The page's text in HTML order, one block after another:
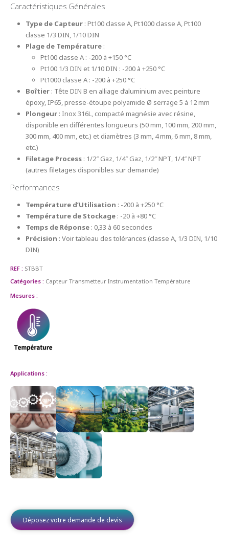
Caractéristiques Générales
Type de Capteur: Pt100 classe A, Pt1000 classe A, Pt100
classe 1/3 DIN, 1/10 DIN
Plage de Température:
Pt100 classe A : -200 à +150 °C
Pt100 1/3 DIN et 1/10 DIN : -200 à +250 °C
Pt1000 classe A : -200 à +250 °C
Boîtier: Tête DIN B en alliage d’aluminium avec peinture
époxy, IP65, presse-étoupe polyamide Ø serrage 5 à 12 mm
Plongeur: Inox 316L, compacté magnésie avec résine,
disponible en différentes longueurs (50 mm, 100 mm, 200 mm,
300 mm, 400 mm, etc.) et diamètres (3 mm, 4 mm, 6 mm, 8 mm,
etc.)
Filetage Process: 1/2″ Gaz, 1/4″ Gaz, 1/2″ NPT, 1/4″ NPT
(autres filetages disponibles sur demande)
Performances
Température d’Utilisation : -200 à +250 °C
Température de Stockage: -20 à +80 °C
Temps de Réponse: 0,33 à 60 secondes
Précision : Voir tableau des tolérances (classe A, 1/3 DIN, 1/10
DIN)
REF : STBBT
Catégories : Capteur Transmetteur Instrumentation Température
Mesures :
Applications :
Déposez votre demande de devis